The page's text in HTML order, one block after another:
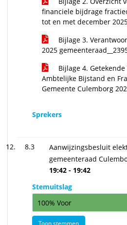
financiele bijdrage
tot en met december
Bijlage 3.
2025
Bijlage 4.
Ambtelijke Bijstand en
Gemeente Culemborg
Sprekers
8.3
Aanwijzingsbesluit
gemeenteraad
19:42 - 19:42
Stemuitslag
100% Voor
Toon stemmen